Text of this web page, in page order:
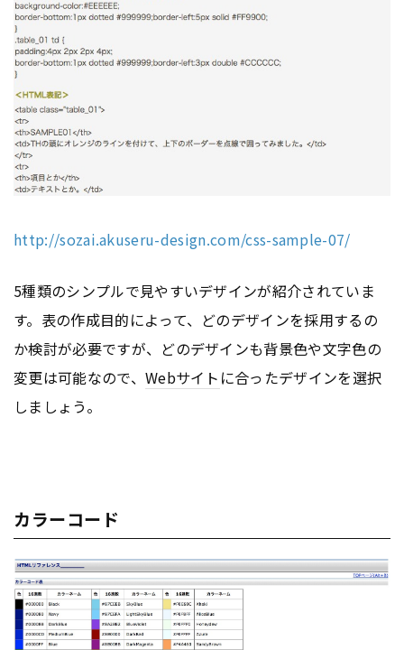
http://sozai.akuseru-design.com/css-sample-07/
5種類のシンプルで見やすいデザインが紹介されていま
す。表の作成目的によって、どのデザインを採用するの
か検討が必要ですが、どのデザインも背景色や文字色の
変更は可能なので、 Webサイト に合ったデザインを選択
しましょう。
カラーコード